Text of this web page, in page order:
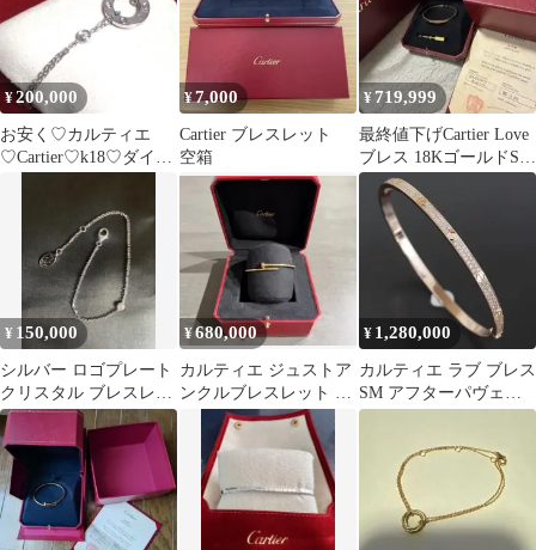
明書付き】 90329790
¥200,000
お安く♡カルティエ
♡Cartier♡k18♡ダイヤ
¥7,000
Cartier ブレスレット
空箱
¥719,999
最終値下げCartier Love
ブレス 18KゴールドSM
サイズ17
¥ 150,000
シルバー ロゴプレート
クリスタル ブレスレッ
ト
¥680,000
カルティエ ジュストア
ンクルブレスレット バ
ングル sm K18YG 16
¥ 1,280,000
カルティエ ラブ ブレス
SM アフターパヴェダ
イヤ size18 K18PG